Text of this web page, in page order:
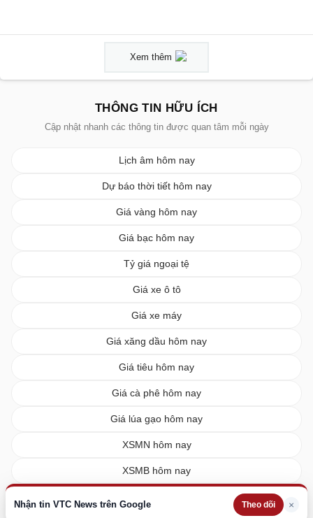
Nhận tin VTC News trên Google Theo dõi ×
Xem thêm
THÔNG TIN HỮU ÍCH
Cập nhật nhanh các thông tin được quan tâm mỗi ngày
Lịch âm hôm nay
Dự báo thời tiết hôm nay
Giá vàng hôm nay
Giá bạc hôm nay
Tỷ giá ngoại tệ
Giá xe ô tô
Giá xe máy
Giá xăng dầu hôm nay
Giá tiêu hôm nay
Giá cà phê hôm nay
Giá lúa gạo hôm nay
XSMN hôm nay
XSMB hôm nay